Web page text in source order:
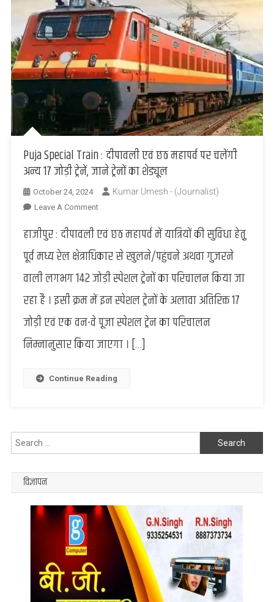
Puja Special Train : दीपावली एवं छठ महापर्व पर चलेंगी
अन्य 17 जोड़ी ट्रेनें, जाने ट्रेनों का शेड्यूल
October 24, 2024 Kumar Umesh - (Journalist)
Leave A CommentOn
Special
दीपावली
छठ
महापर्व
चलेंगी
17
ट्रेनों
हाजीपुर : दीपावली एवं छठ महापर्व में यात्रियों की सुविधा हेतु़
पूर्व मध्य रेल क्षेत्राधिकार से खुलने/पहुंचने अथवा गुजरने
वाली लगभग 142 जोड़ी स्पेशल ट्रेनों का परिचालन किया जा
रहा है । इसी क्रम में इन स्पेशल ट्रेनों के अलावा अतिरिक्त 17
जोड़ी एवं एक वन-वे पूजा स्पेशल ट्रेन का परिचालन
निम्नानुसार किया जाएगा । […]
Continue Reading
Search
for:
विज्ञापन